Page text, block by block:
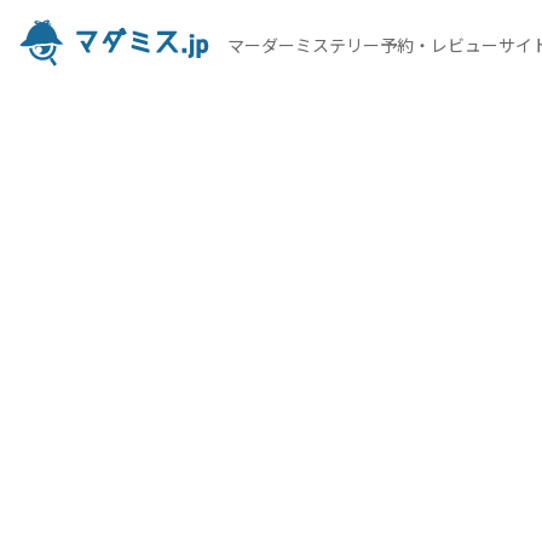
マーダーミステリー予約・レビューサイ